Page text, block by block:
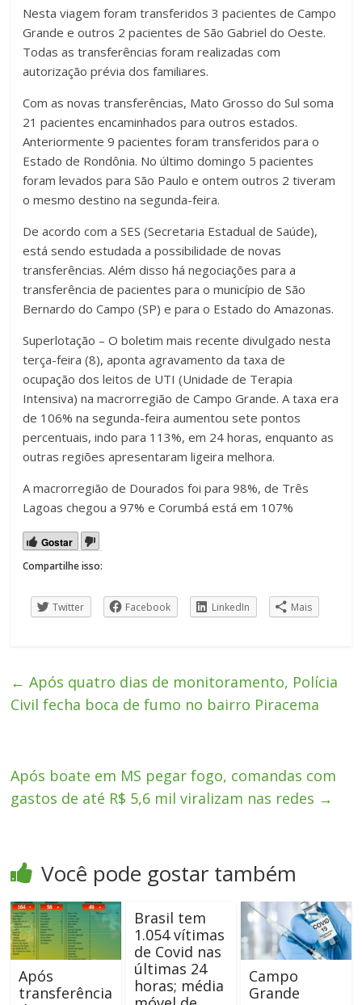
Nesta viagem foram transferidos 3 pacientes de Campo
Grande e outros 2 pacientes de São Gabriel do Oeste.
Todas as transferências foram realizadas com
autorização prévia dos familiares.
Com as novas transferências, Mato Grosso do Sul soma
21 pacientes encaminhados para outros estados.
Anteriormente 9 pacientes foram transferidos para o
Estado de Rondônia. No último domingo 5 pacientes
foram levados para São Paulo e ontem outros 2 tiveram
o mesmo destino na segunda-feira.
De acordo com a SES (Secretaria Estadual de Saúde),
está sendo estudada a possibilidade de novas
transferências. Além disso há negociações para a
transferência de pacientes para o município de São
Bernardo do Campo (SP) e para o Estado do Amazonas.
Superlotação – O boletim mais recente divulgado nesta
terça-feira (8), aponta agravamento da taxa de
ocupação dos leitos de UTI (Unidade de Terapia
Intensiva) na macrorregião de Campo Grande. A taxa era
de 106% na segunda-feira aumentou sete pontos
percentuais, indo para 113%, em 24 horas, enquanto as
outras regiões apresentaram ligeira melhora.
A macrorregião de Dourados foi para 98%, de Três
Lagoas chegou a 97% e Corumbá está em 107%
Gostar
Compartilhe isso:
Twitter Facebook LinkedIn Mais
← Após quatro dias de monitoramento, Polícia
Civil fecha boca de fumo no bairro Piracema
Após boate em MS pegar fogo, comandas com
gastos de até R$ 5,6 mil viralizam nas redes →
Você pode gostar também
Após
transferência
Brasil tem
1.054 vítimas
de Covid nas
últimas 24
horas; média
Campo
Grande